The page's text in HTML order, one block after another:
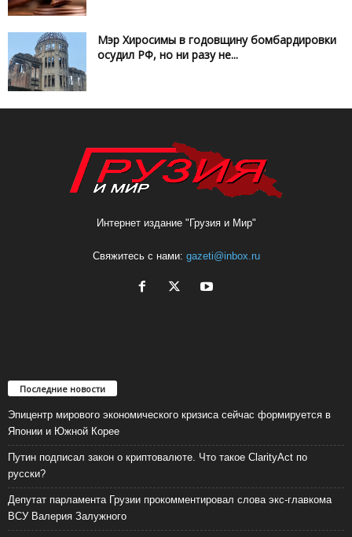
Мэр Хиросимы в годовщину бомбардировки
осудил РФ, но ни разу не...
Интернет издание "Грузия и Мир"
Свяжитесь с нами: gazeti@inbox.ru
Последние новости
Эпицентр мирового экономического кризиса сейчас формируется в
Японии и Южной Корее
Путин подписал закон о криптовалюте. Что такое ClarityAct по
русски?
Депутат парламента Грузии прокомментировал слова экс-главкома
ВСУ Валерия Залужного